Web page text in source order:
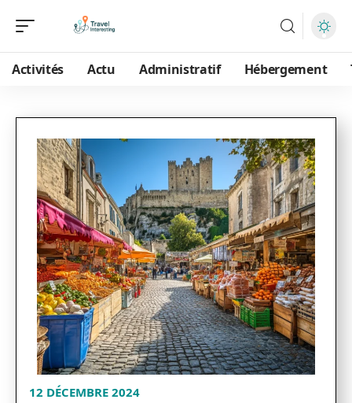
Activités Actu Administratif Hébergement
12 DÉCEMBRE 2024